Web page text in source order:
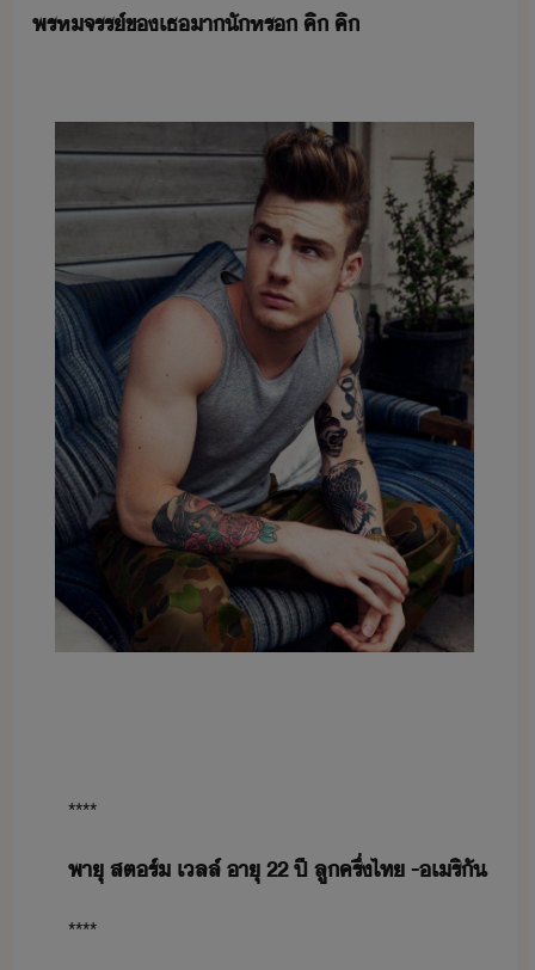
พรหจรร์​ข​เธ​า​ั​หร​ ​คิ​ ​คิ​
**​**
​พาุ​ ​สตร์​ ​เลล์​ ​าุ​ ​22​ ​ปี​​​ ​ลูครึ่​ไท​ ​-​เริั​
**​**